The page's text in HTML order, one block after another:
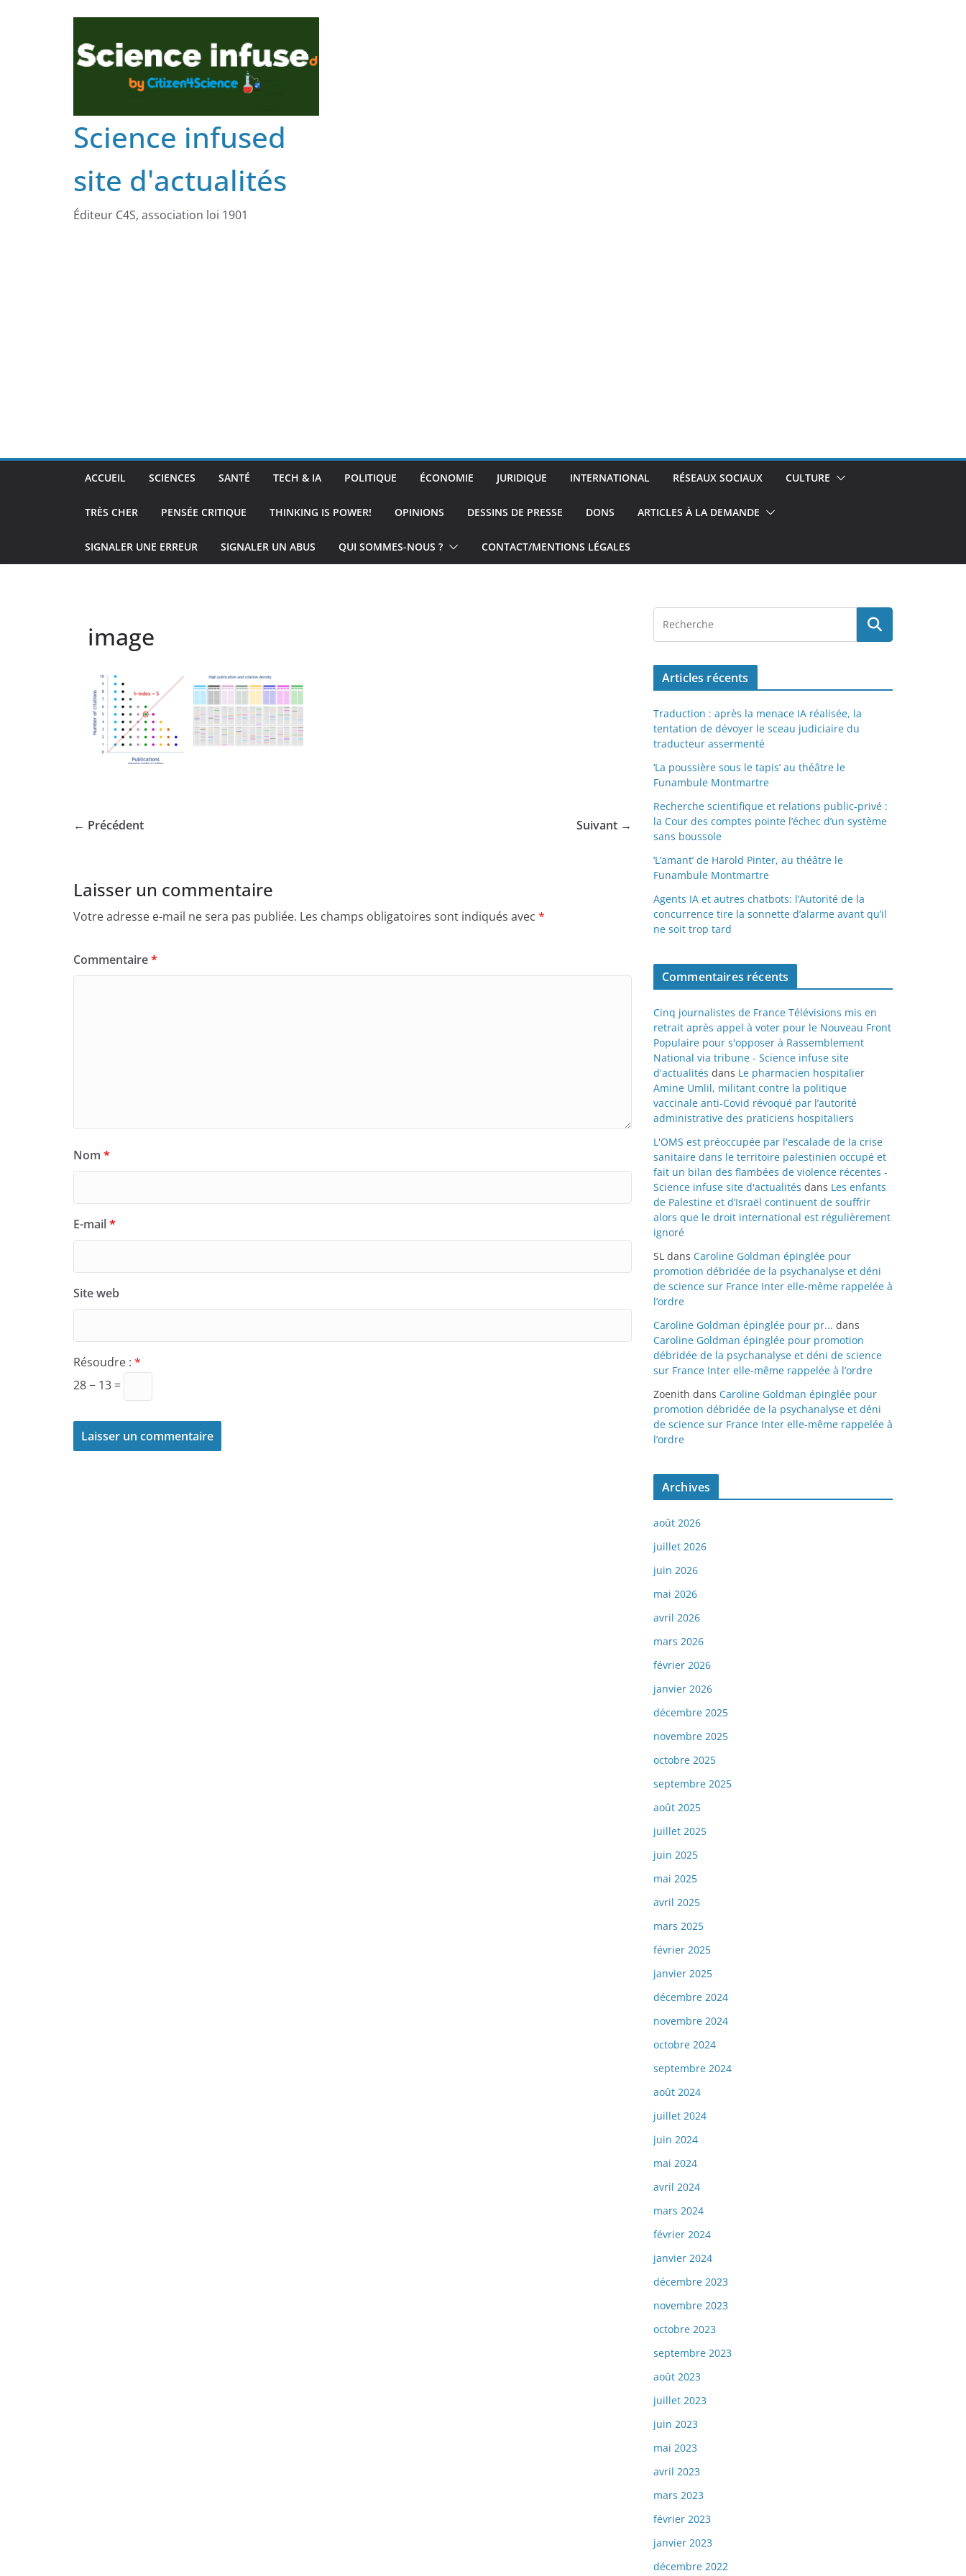
Science infused
site d'actualités
Éditeur C4S, association loi 1901
ACCUEIL SCIENCES SANTÉ TECH & IA POLITIQUE ÉCONOMIE JURIDIQUE INTERNATIONAL RÉSEAUX SOCIAUX CULTURE
TRÈS CHER PENSÉE CRITIQUE THINKING IS POWER! OPINIONS DESSINS DE PRESSE DONS ARTICLES À LA DEMANDE
SIGNALER UNE ERREUR SIGNALER UN ABUS QUI SOMMES-NOUS ? CONTACT/MENTIONS LÉGALES
image
← Précédent Suivant →
Laisser un commentaire
Votre adresse e-mail ne sera pas publiée. Les champs obligatoires sont indiqués avec *
Commentaire*
Nom *
E-mail*
Site web
Résoudre : *
28 − 13 =
Articles récents
Traduction : après la menace IA réalisée, la
tentation de dévoyer le sceau judiciaire du
traducteur assermenté
‘La poussière sous le tapis’ au théâtre le
Funambule Montmartre
Recherche scientifique et relations public-privé :
la Cour des comptes pointe l’échec d’un système
sans boussole
‘L’amant’ de Harold Pinter, au théâtre le
Funambule Montmartre
Agents IA et autres chatbots: l’Autorité de la
concurrence tire la sonnette d’alarme avant qu’il
ne soit trop tard
Commentaires récents
Cinq journalistes de France Télévisions mis en
retrait après appel à voter pour le Nouveau Front
Populaire pour s'opposer à Rassemblement
National via tribune - Science infuse site
d'actualités dans Le pharmacien hospitalier
Amine Umlil, militant contre la politique
vaccinale anti-Covid révoqué par l’autorité
administrative des praticiens hospitaliers
L'OMS est préoccupée par l'escalade de la crise
sanitaire dans le territoire palestinien occupé et
fait un bilan des flambées de violence récentes -
Science infuse site d'actualités dans Les enfants
de Palestine et d’Israël continuent de souffrir
alors que le droit international est régulièrement
ignoré
SL dans Caroline Goldman épinglée pour
promotion débridée de la psychanalyse et déni
de science sur France Inter elle-même rappelée à
l’ordre
Caroline Goldman épinglée pour pr... dans
Caroline Goldman épinglée pour promotion
débridée de la psychanalyse et déni de science
sur France Inter elle-même rappelée à l’ordre
Zoenith dans Caroline Goldman épinglée pour
promotion débridée de la psychanalyse et déni
de science sur France Inter elle-même rappelée à
l’ordre
Archives
août 2026
juillet 2026
juin 2026
mai 2026
avril 2026
mars 2026
février 2026
janvier 2026
décembre 2025
novembre 2025
octobre 2025
septembre 2025
août 2025
juillet 2025
juin 2025
mai 2025
avril 2025
mars 2025
février 2025
janvier 2025
décembre 2024
novembre 2024
octobre 2024
septembre 2024
août 2024
juillet 2024
juin 2024
mai 2024
avril 2024
mars 2024
février 2024
janvier 2024
décembre 2023
novembre 2023
octobre 2023
septembre 2023
août 2023
juillet 2023
juin 2023
mai 2023
avril 2023
mars 2023
février 2023
janvier 2023
décembre 2022